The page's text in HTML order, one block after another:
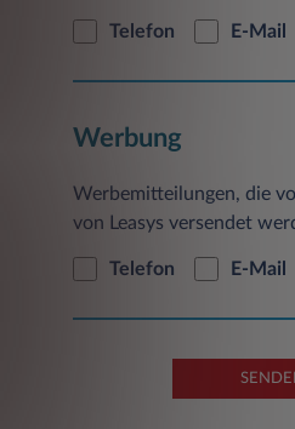
Telefon E-Mail
Werbung
Werbemitteilungen, die
von Leasys versendet
Telefon E-Mail